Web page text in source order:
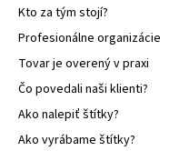
Kto za tým stojí?
Profesionálne organizácie
Tovar je overený v praxi
Čo povedali naši klienti?
Ako nalepiť štítky?
Ako vyrábame štítky?